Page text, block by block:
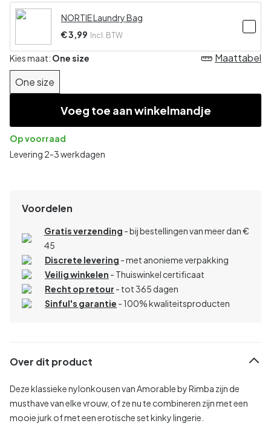
NORTIE Laundry Bag
€ 3,99 Incl. BTW
Kies maat: One size
One size
Maattabel
Voeg toe aan winkelmandje
Op voorraad
Levering 2-3 werkdagen
Voordelen
Gratis verzending - bij bestellingen van meer dan €
45
Discrete levering - met anonieme verpakking
Veilig winkelen - Thuiswinkel certificaat
Recht op retour - tot 365 dagen
Sinful's garantie - 100% kwaliteitsproducten
Over dit product
Deze klassieke nylonkousen van Amorable by Rimba zijn de
musthave van elke vrouw, of ze nu te combineren zijn met een
mooie jurk of met een erotische set kinky lingerie.